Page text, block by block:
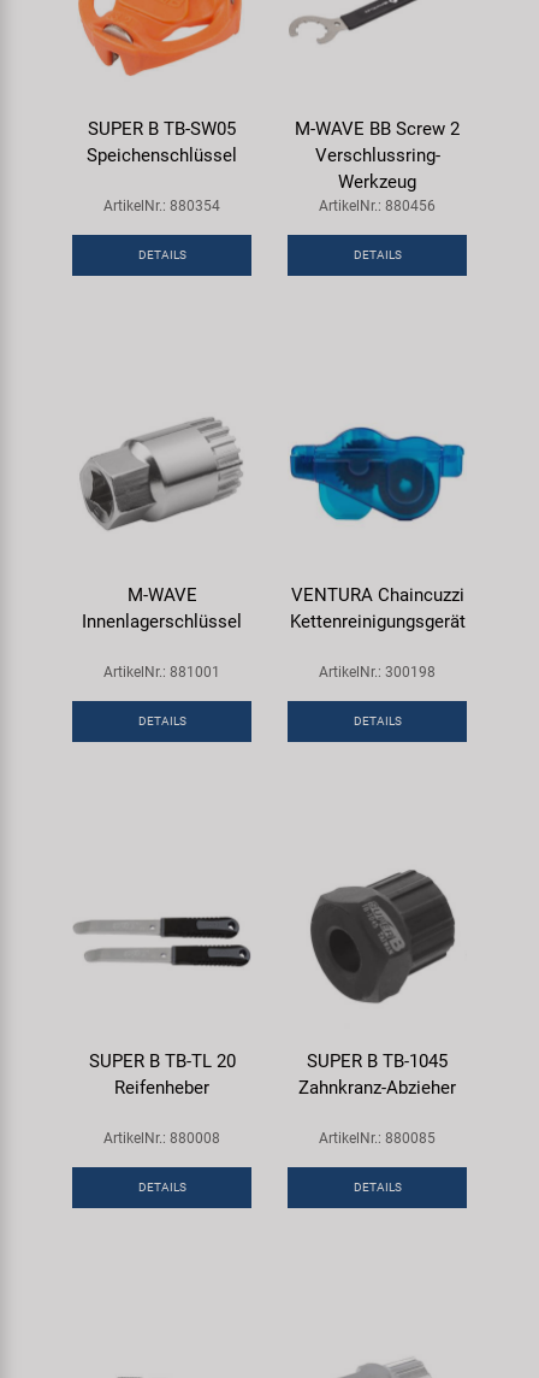
SUPER B TB-SW05
Speichenschlüssel
ArtikelNr.: 880354
DETAILS
M-WAVE BB Screw 2
Verschlussring-
Werkzeug
ArtikelNr.: 880456
DETAILS
M-WAVE
Innenlagerschlüssel
ArtikelNr.: 881001
DETAILS
VENTURA Chaincuzzi
Kettenreinigungsgerät
ArtikelNr.: 300198
DETAILS
SUPER B TB-TL 20
Reifenheber
ArtikelNr.: 880008
DETAILS
SUPER B TB-1045
Zahnkranz-Abzieher
ArtikelNr.: 880085
DETAILS